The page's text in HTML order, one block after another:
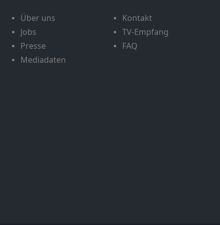
Über uns
Jobs
Presse
Mediadaten
Kontakt
TV-Empfang
FAQ